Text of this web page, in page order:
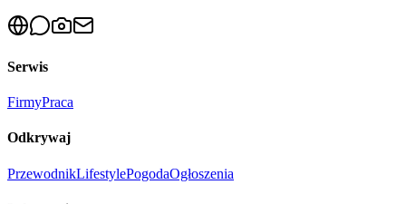
Serwis
FirmyPraca
Odkrywaj
PrzewodnikLifestylePogodaOgłoszenia